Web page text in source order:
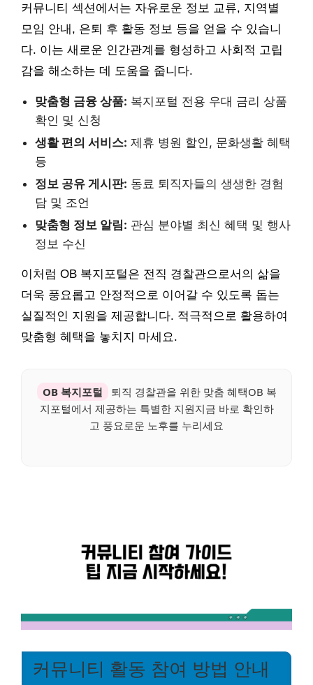
커뮤니티 섹션에서는 자유로운 정보 교류, 지역별
모임 안내, 은퇴 후 활동 정보 등을 얻을 수 있습니
다. 이는 새로운 인간관계를 형성하고 사회적 고립
감을 해소하는 데 도움을 줍니다.
맞춤형 금융 상품: 복지포털 전용 우대 금리 상품
확인 및 신청
생활 편의 서비스: 제휴 병원 할인, 문화생활 혜택
등
정보 공유 게시판: 동료 퇴직자들의 생생한 경험
담 및 조언
맞춤형 정보 알림: 관심 분야별 최신 혜택 및 행사
정보 수신
이처럼 OB 복지포털은 전직 경찰관으로서의 삶을
더욱 풍요롭고 안정적으로 이어갈 수 있도록 돕는
실질적인 지원을 제공합니다. 적극적으로 활용하여
맞춤형 혜택을 놓치지 마세요.
OB 복지포털
퇴직 경찰관을 위한 맞춤 혜택OB 복
지포털에서 제공하는 특별한 지원지금 바로 확인하
고 풍요로운 노후를 누리세요
커뮤니티 활동 참여 방법 안내